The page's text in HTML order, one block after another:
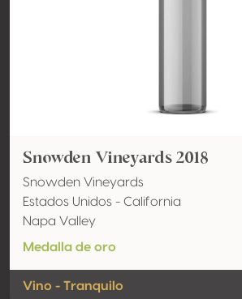
Snowden Vineyards 2018
Snowden Vineyards
Estados Unidos - California
Napa Valley
Medalla de oro
Vino - Tranquilo